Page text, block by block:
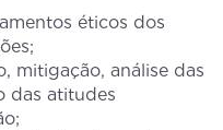
éticos dos
mitigação, análise das
das atitudes